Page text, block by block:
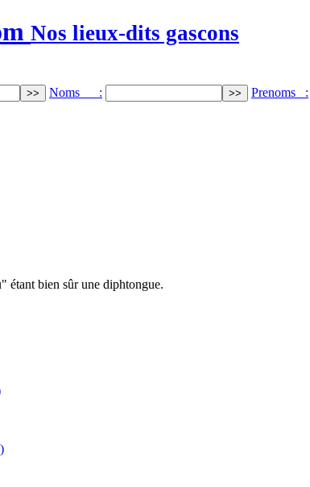
Nos lieux-dits gascons
Noms : Prenoms :
étant bien sûr une diphtongue.